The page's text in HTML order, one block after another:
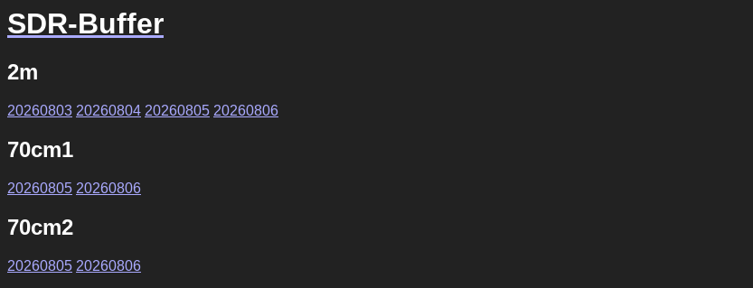
SDR-Buffer
2m
20260803 20260804 20260805 20260806
70cm1
20260805 20260806
70cm2
20260805 20260806